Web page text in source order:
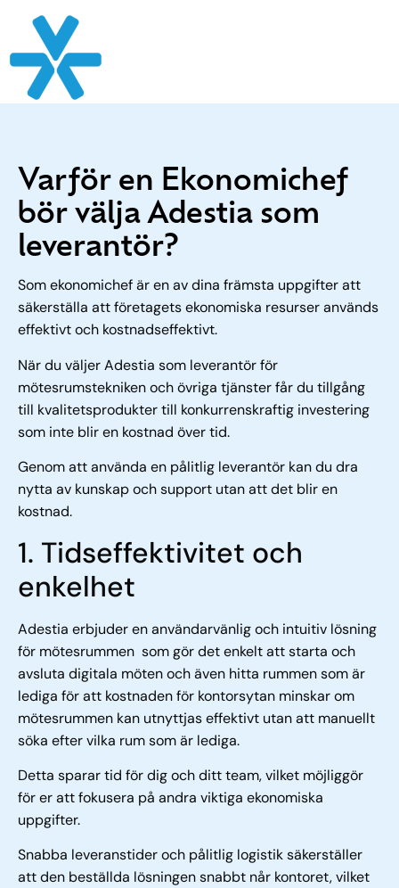
Experter på digitala mötesrum
Varför en Ekonomichef
bör välja Adestia som
leverantör?
Som ekonomichef är en av dina främsta uppgifter att
säkerställa att företagets ekonomiska resurser används
effektivt och kostnadseffektivt.
När du väljer Adestia som leverantör för
mötesrumstekniken och övriga tjänster får du tillgång
till kvalitetsprodukter till konkurrenskraftig investering
som inte blir en kostnad över tid.
Genom att använda en pålitlig leverantör kan du dra
nytta av kunskap och support utan att det blir en
kostnad.
1. Tidseffektivitet och
enkelhet
Adestia erbjuder en användarvänlig och intuitiv lösning
för mötesrummen som gör det enkelt att starta och
avsluta digitala möten och även hitta rummen som är
lediga för att kostnaden för kontorsytan minskar om
mötesrummen kan utnyttjas effektivt utan att manuellt
söka efter vilka rum som är lediga.
Detta sparar tid för dig och ditt team, vilket möjliggör
för er att fokusera på andra viktiga ekonomiska
uppgifter.
Snabba leveranstider och pålitlig logistik säkerställer
att den beställda lösningen snabbt når kontoret, vilket